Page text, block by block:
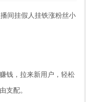
钱，拉来新用户，轻松
支配。